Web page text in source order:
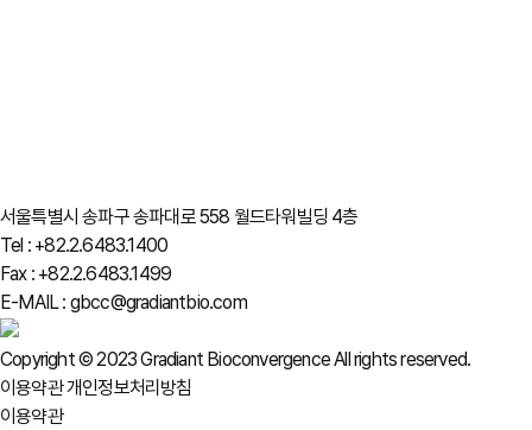
서울특별시 송파구 송파대로 558 월드타워빌딩 4층
Tel : +82.2.6483.1400
Fax : +82.2.6483.1499
E-MAIL : gbcc@gradiantbio.com
Copyright © 2023 Gradiant Bioconvergence All rights reserved.
이용약관개인정보처리방침
이용약관